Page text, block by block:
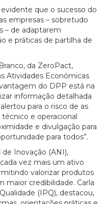
que o sucesso do
empresas – sobretudo
– de adaptarem
e práticas de partilha de
da ZeroPact,
Atividades Económicas
do DPP está na
informação detalhada
para o risco de as
e operacional
e divulgação para
para todos”.
de Inovação (ANI),
vez mais um ativo
valorizar produtos
maior credibilidade. Carla
(IPQ), destacou,